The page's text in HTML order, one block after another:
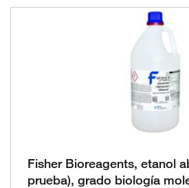
Fisher Bioreagents, etanol
prueba), grado biología